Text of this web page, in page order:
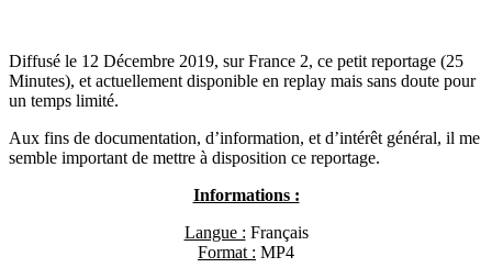
Diffusé le 12 Décembre 2019, sur France 2, ce petit reportage (25
Minutes), et actuellement disponible en replay mais sans doute pour
un temps limité.
Aux fins de documentation, d’information, et d’intérêt général, il me
semble important de mettre à disposition ce reportage.
Informations :
Langue : Français
Format : MP4